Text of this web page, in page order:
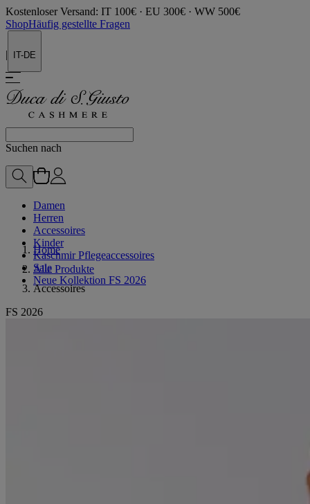
Kostenloser Versand: IT 100€ · EU 300€ · WW 500€
ShopHäufig gestellte Fragen
| IT-DE
Suchen nach
Damen
Herren
Accessoires
Kinder
Kaschmir Pflegeaccessoires
Sale
Neue Kollektion FS 2026
Home
Alle Produkte
Accessoires
FS 2026